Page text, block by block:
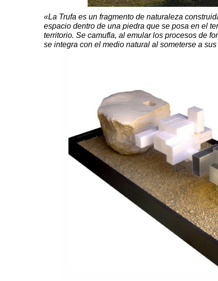
«La Trufa es un fragmento de naturaleza
espacio dentro de una piedra que se posa en el
territorio. Se camufla, al emular los procesos de
se integra con el medio natural al someterse a